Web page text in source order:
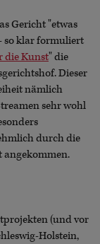
Gericht "etwas
so klar formuliert
die Kunst" die
Dieser
nämlich
sehr wohl
durch die
(und vor
Holstein,